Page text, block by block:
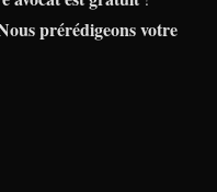
prérédigeons votre